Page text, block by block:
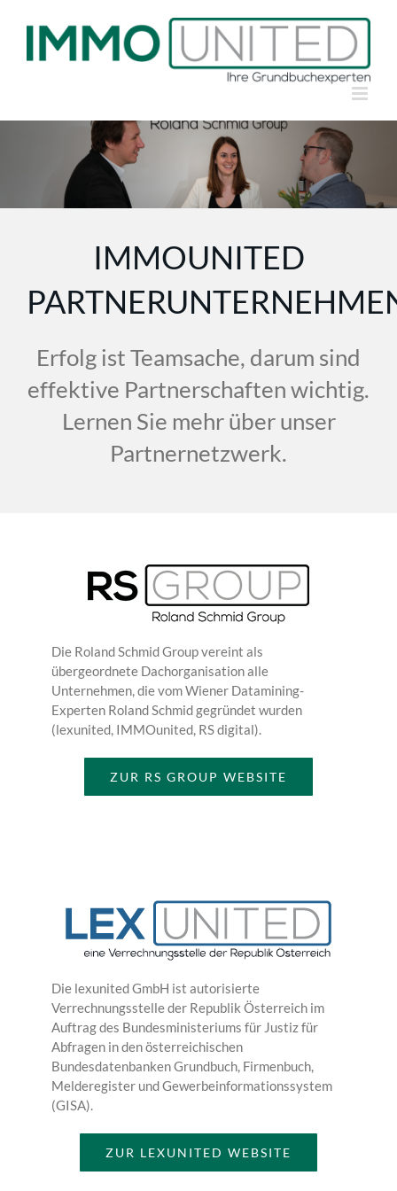
Inhalt
IMMOUNITED
Erfolg ist Teamsache, darum sind
effektive Partnerschaften wichtig.
Lernen Sie mehr über unser
Partnernetzwerk.
Die Roland Schmid Group vereint als
übergeordnete Dachorganisation alle
Unternehmen, die vom Wiener Datamining-
Experten Roland Schmid gegründet wurden
(lexunited, IMMOunited, RS digital).
ZUR RS GROUP WEBSITE
Die lexunited GmbH ist autorisierte
Verrechnungsstelle der Republik Österreich im
Auftrag des Bundesministeriums für Justiz für
Abfragen in den österreichischen
Bundesdatenbanken Grundbuch, Firmenbuch,
Melderegister und Gewerbeinformationssystem
(GISA).
ZUR LEXUNITED WEBSITE